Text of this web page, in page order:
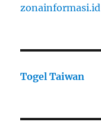
zonainformasi.id
Togel Taiwan